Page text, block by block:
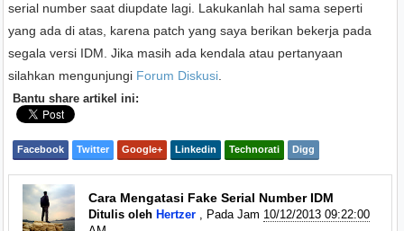
serial number saat diupdate lagi. Lakukanlah hal sama seperti
yang ada di atas, karena patch yang saya berikan bekerja pada
segala versi IDM. Jika masih ada kendala atau pertanyaan
silahkan mengunjungi Forum Diskusi
Bantu share artikel ini:
Facebook Twitter Google+ Linkedin Technorati Digg
Cara Mengatasi Fake Serial Number IDM
Ditulis oleh Hertzer, Pada Jam 10/12/2013 09:22:00